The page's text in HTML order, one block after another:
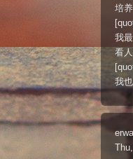
培
我
看
我